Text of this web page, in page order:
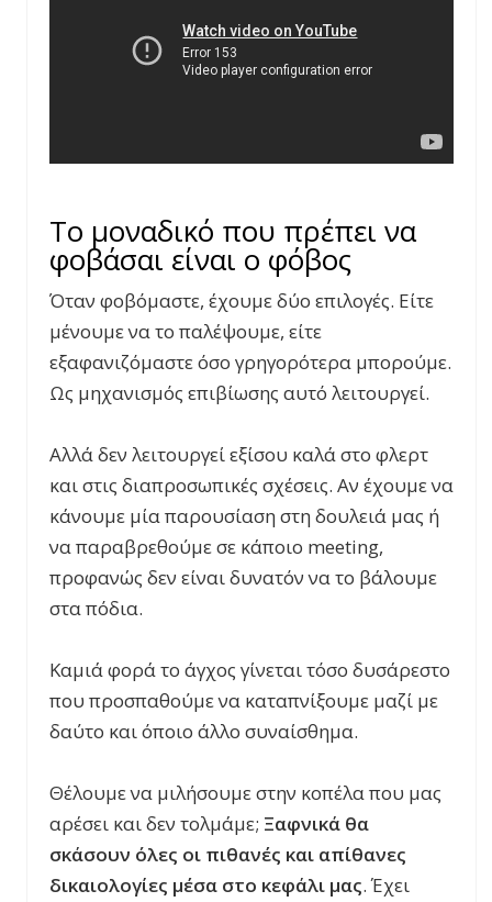
Το μοναδικό που πρέπει να
φοβάσαι είναι ο φόβος
Όταν φοβόμαστε, έχουμε δύο επιλογές. Είτε
μένουμε να το παλέψουμε, είτε
εξαφανιζόμαστε όσο γρηγορότερα μπορούμε.
Ως μηχανισμός επιβίωσης αυτό λειτουργεί.
Αλλά δεν λειτουργεί εξίσου καλά στο φλερτ
και στις διαπροσωπικές σχέσεις. Αν έχουμε να
κάνουμε μία παρουσίαση στη δουλειά μας ή
να παραβρεθούμε σε κάποιο meeting,
προφανώς δεν είναι δυνατόν να το βάλουμε
στα πόδια.
Καμιά φορά το άγχος γίνεται τόσο δυσάρεστο
που προσπαθούμε να καταπνίξουμε μαζί με
δαύτο και όποιο άλλο συναίσθημα.
Θέλουμε να μιλήσουμε στην κοπέλα που μας
αρέσει και δεν τολμάμε; Ξαφνικά θα
σκάσουν όλες οι πιθανές και απίθανες
δικαιολογίες μέσα στο κεφάλι μας. Έχει